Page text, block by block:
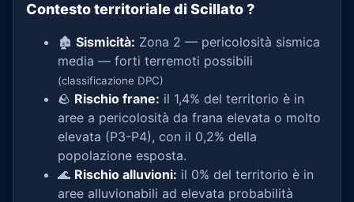
Contesto territoriale di Scillato?
🏚️ Sismicità: Zona 2 — pericolosità sismica
media — forti terremoti possibili
(classificazione DPC)
🪨 Rischio frane: il 1,4% del territorio è in
aree a pericolosità da frana elevata o molto
elevata (P3-P4), con il 0,2% della
popolazione esposta.
🌊 Rischio alluvioni: il 0% del territorio è in
aree alluvionabili ad elevata probabilità